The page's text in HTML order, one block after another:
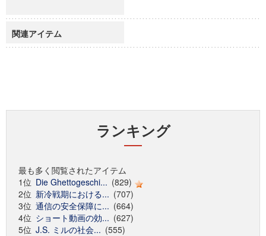
関連アイテム
ランキング
最も多く閲覧されたアイテム
1位 Die Ghettogeschi... (829)
2位 新冷戦期における... (707)
3位 通信の安全保障に... (664)
4位 ショート動画の効... (627)
5位 J.S. ミルの社会... (555)